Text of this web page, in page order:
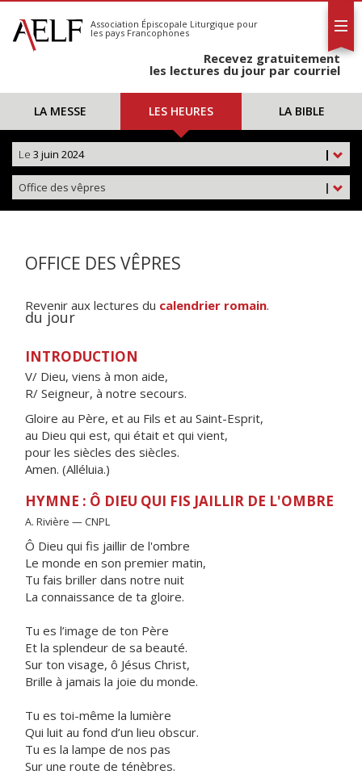
S'abonner
Calendrier
Association Épiscopale Liturgique pour
les pays Francophones
Recevez gratuitement
les lectures du jour par courriel
LA MESSE LES HEURES LA BIBLE
|
Le 3 juin 2024
|
Office des vêpres
OFFICE DES VÊPRES
Revenir aux lectures du calendrier romain.
du jour
INTRODUCTION
V/ Dieu, viens à mon aide,
R/ Seigneur, à notre secours.
Gloire au Père, et au Fils et au Saint-Esprit,
au Dieu qui est, qui était et qui vient,
pour les siècles des siècles.
Amen. (Alléluia.)
HYMNE : Ô DIEU QUI FIS JAILLIR DE L'OMBRE
A. Rivière — CNPL
Ô Dieu qui fis jaillir de l'ombre
Le monde en son premier matin,
Tu fais briller dans notre nuit
La connaissance de ta gloire.
Tu es l’image de ton Père
Et la splendeur de sa beauté.
Sur ton visage, ô Jésus Christ,
Brille à jamais la joie du monde.
Tu es toi-même la lumière
Qui luit au fond d’un lieu obscur.
Tu es la lampe de nos pas
Sur une route de ténèbres.